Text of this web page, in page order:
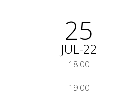
25
JUL-22
18:00
19:00